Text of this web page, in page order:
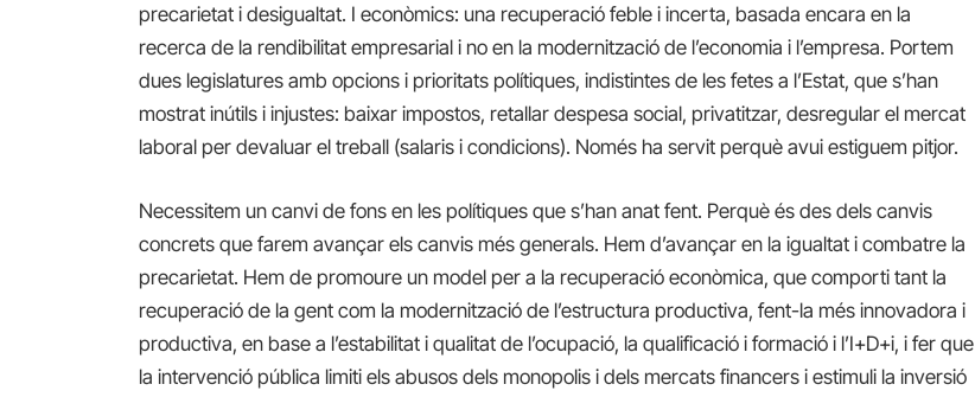
precarietat i desigualtat. I econòmics: una recuperació feble i incerta, basada encara en la
recerca de la rendibilitat empresarial i no en la modernització de l’economia i l’empresa. Portem
dues legislatures amb opcions i prioritats polítiques, indistintes de les fetes a l’Estat, que s’han
mostrat inútils i injustes: baixar impostos, retallar despesa social, privatitzar, desregular el mercat
laboral per devaluar el treball (salaris i condicions). Només ha servit perquè avui estiguem pitjor.
Necessitem un canvi de fons en les polítiques que s’han anat fent. Perquè és des dels canvis
concrets que farem avançar els canvis més generals. Hem d’avançar en la igualtat i combatre la
precarietat. Hem de promoure un model per a la recuperació econòmica, que comporti tant la
recuperació de la gent com la modernització de l’estructura productiva, fent-la més innovadora i
productiva, en base a l’estabilitat i qualitat de l’ocupació, la qualificació i formació i l’I+D+i, i fer que
la intervenció pública limiti els abusos dels monopolis i dels mercats financers i estimuli la inversió